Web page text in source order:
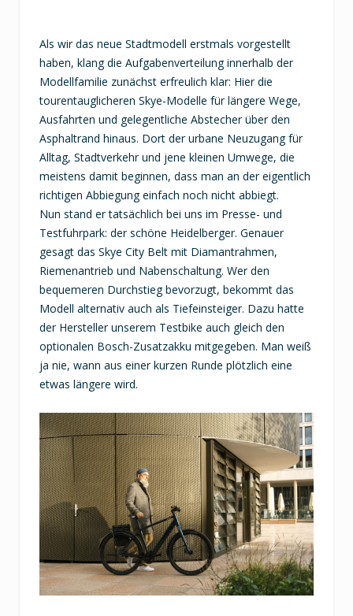
Als wir das neue Stadtmodell erstmals vorgestellt
haben, klang die Aufgabenverteilung innerhalb der
Modellfamilie zunächst erfreulich klar: Hier die
tourentauglicheren Skye-Modelle für längere Wege,
Ausfahrten und gelegentliche Abstecher über den
Asphaltrand hinaus. Dort der urbane Neuzugang für
Alltag, Stadtverkehr und jene kleinen Umwege, die
meistens damit beginnen, dass man an der eigentlich
richtigen Abbiegung einfach noch nicht abbiegt.
Nun stand er tatsächlich bei uns im Presse- und
Testfuhrpark: der schöne Heidelberger. Genauer
gesagt das Skye City Belt mit Diamantrahmen,
Riemenantrieb und Nabenschaltung. Wer den
bequemeren Durchstieg bevorzugt, bekommt das
Modell alternativ auch als Tiefeinsteiger. Dazu hatte
der Hersteller unserem Testbike auch gleich den
optionalen Bosch-Zusatzakku mitgegeben. Man weiß
ja nie, wann aus einer kurzen Runde plötzlich eine
etwas längere wird.